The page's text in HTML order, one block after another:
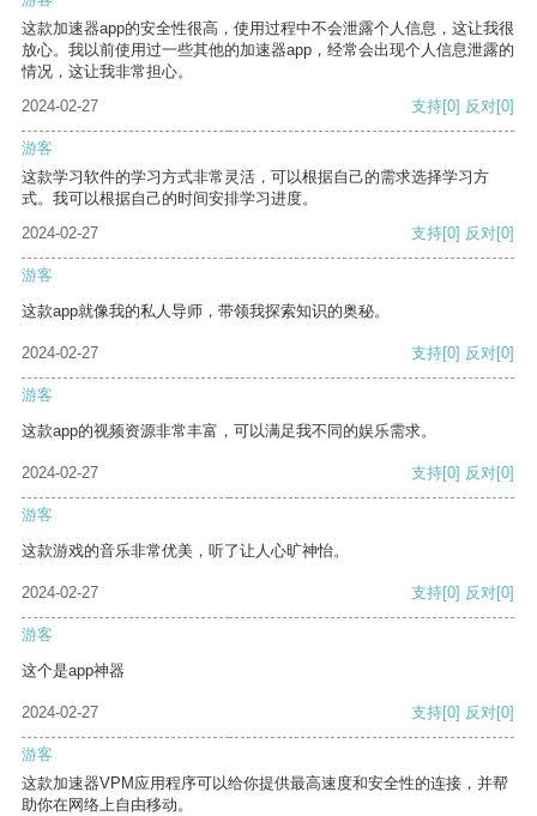
这款加速器app的安全性很高，使用过程中不会泄露个人信息，这让我很
放心。我以前使用过一些其他的加速器app，经常会出现个人信息泄露的
情况，这让我非常担心。
2024-02-27
支持[0] 反对[0]
游客
这款学习软件的学习方式非常灵活，可以根据自己的需求选择学习方
式。我可以根据自己的时间安排学习进度。
2024-02-27
支持[0] 反对[0]
游客
这款app就像我的私人导师，带领我探索知识的奥秘。
2024-02-27 支持[0] 反对[0]
游客
这款app的视频资源非常丰富，可以满足我不同的娱乐需求。
2024-02-27 支持[0] 反对[0]
游客
这款游戏的音乐非常优美，听了让人心旷神怡。
2024-02-27 支持[0] 反对[0]
游客
这个是app神器
2024-02-27 支持[0] 反对[0]
游客
这款加速器VPM应用程序可以给你提供最高速度和安全性的连接，并帮
助你在网络上自由移动。